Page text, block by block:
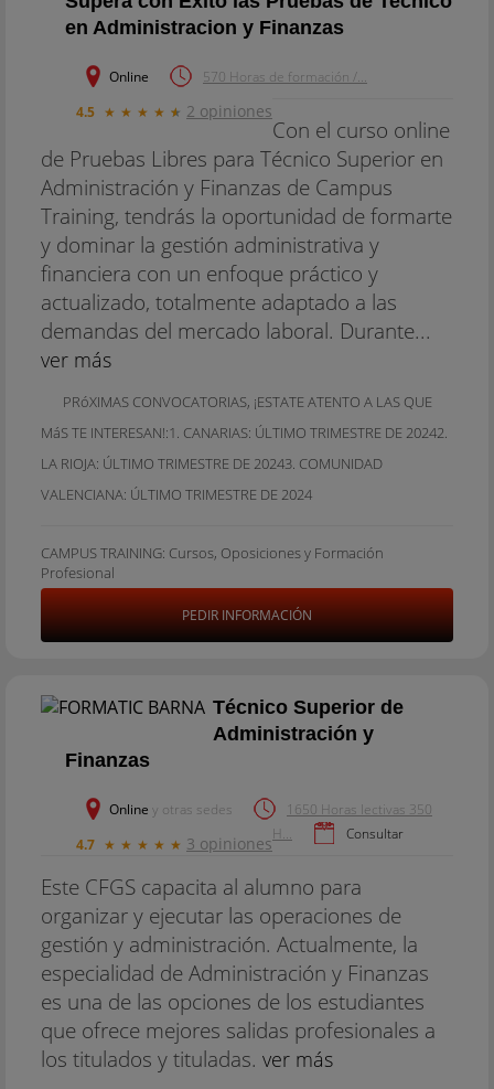
en Administracion y Finanzas
Online
570 Horas de formación /...
4.5 ★ ★ ★ ★ ★ 2 opiniones
Con el curso online
de Pruebas Libres para Técnico Superior en
Administración y Finanzas de Campus
Training, tendrás la oportunidad de formarte
y dominar la gestión administrativa y
financiera con un enfoque práctico y
actualizado, totalmente adaptado a las
demandas del mercado laboral. Durante...
ver más
PRóXIMAS CONVOCATORIAS, ¡ESTATE ATENTO A LAS QUE
MáS TE INTERESAN!:1. CANARIAS: ÚLTIMO TRIMESTRE DE 20242.
LA RIOJA: ÚLTIMO TRIMESTRE DE 20243. COMUNIDAD
VALENCIANA: ÚLTIMO TRIMESTRE DE 2024
CAMPUS TRAINING: Cursos, Oposiciones y Formación
Profesional
PEDIR INFORMACIÓN
Técnico Superior de
Administración y
Finanzas
Online y otras sedes
1650 Horas lectivas 350
H...
Consultar
4.7 ★ ★ ★ ★ ★ 3 opiniones
Este CFGS capacita al alumno para
organizar y ejecutar las operaciones de
gestión y administración. Actualmente, la
especialidad de Administración y Finanzas
es una de las opciones de los estudiantes
que ofrece mejores salidas profesionales a
los titulados y tituladas. ver más